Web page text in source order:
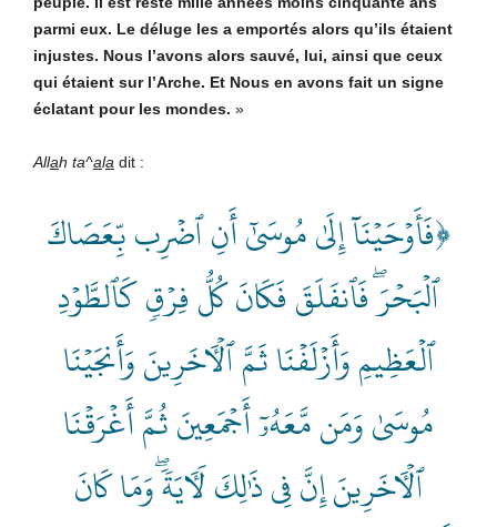
parmi eux. Le déluge les a emportés alors qu’ils étaient
injustes. Nous l’avons alors sauvé, lui, ainsi que ceux
qui étaient sur l’Arche. Et Nous en avons fait un signe
éclatant pour les mondes. »
Allah ta^ala dit :
﴿فَأَوۡحَيۡنَآ إِلَىٰ مُوسَىٰٓ أَنِ ٱضۡرِب بِّعَصَاكَ
ٱلۡبَحۡرَۖ فَٱنفَلَقَ فَكَانَ كُلُّ فِرۡقٖ كَٱلطَّوۡدِ
ٱلۡعَظِيمِ وَأَزۡلَفۡنَا ثَمَّ ٱلۡأٓخَرِينَ وَأَنجَيۡنَا
مُوسَىٰ وَمَن مَّعَهُۥٓ أَجۡمَعِينَ ثُمَّ أَغۡرَقۡنَا
ٱلۡأٓخَرِينَ إِنَّ فِي ذَٰلِكَ لَأٓيَةٗۖ وَمَا كَانَ